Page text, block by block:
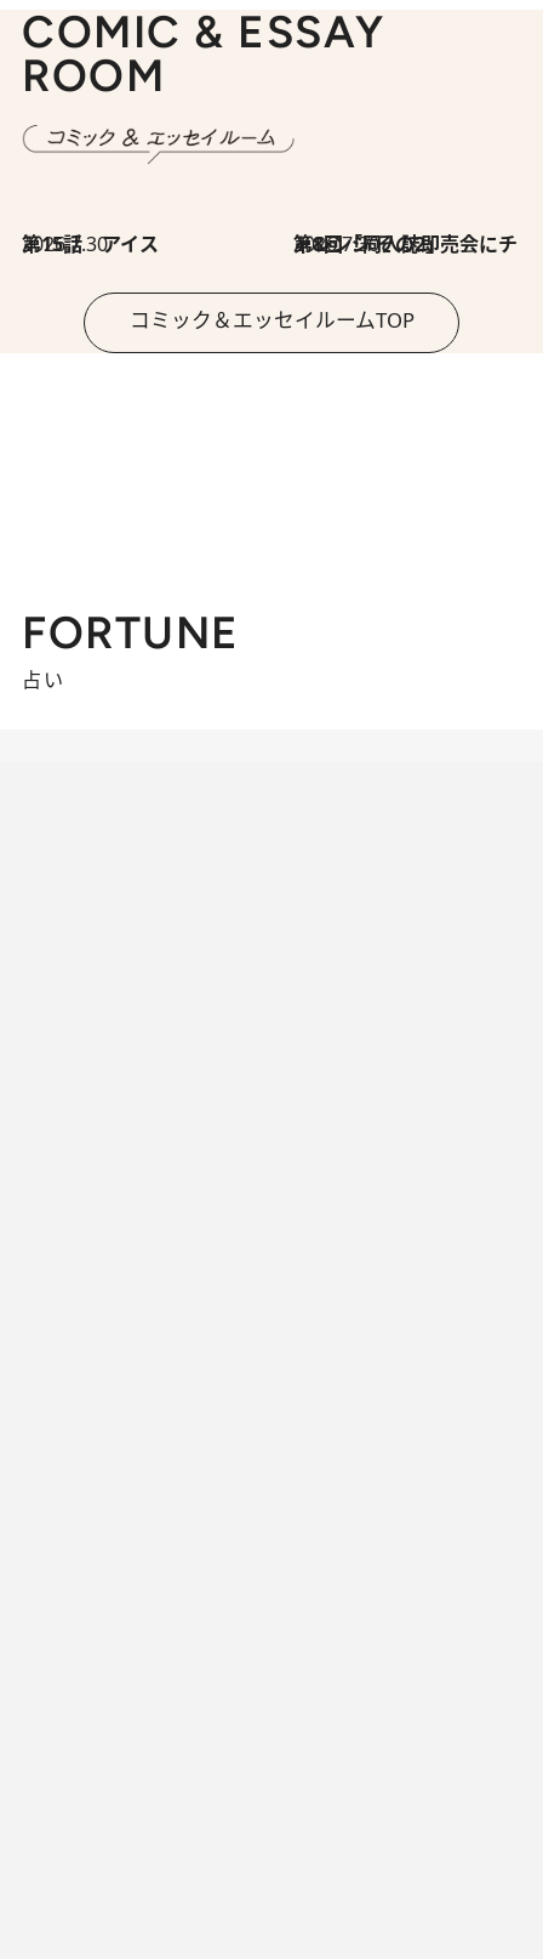
COMIC & ESSAY
ROOM
2026.7.30
第15話 アイス 2026.7.30
第8回「同人誌即売会にチャレンジ その2」
コミック＆エッセイルームTOP
FORTUNE
占い